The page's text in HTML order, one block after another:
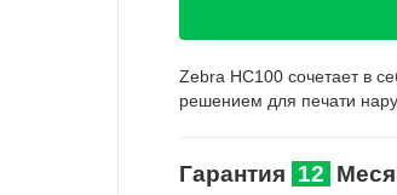
Zebra HC100 сочетает в
решением для печати
Гарантия 12